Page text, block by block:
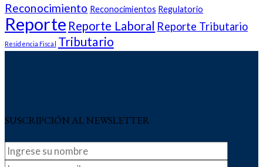
Reconocimiento Reconocimientos Regulatorio
Reporte Reporte Laboral Reporte Tributario
Residencia Fiscal Tributario
SUSCRIPCIÓN AL NEWSLETTER